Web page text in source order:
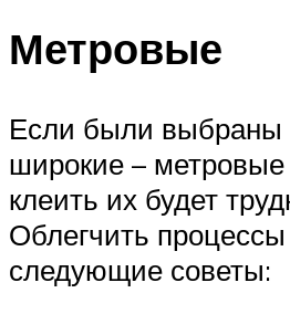
Метровые
Если были выбраны
широкие – метровые
клеить их будет
Облегчить процессы
следующие советы: